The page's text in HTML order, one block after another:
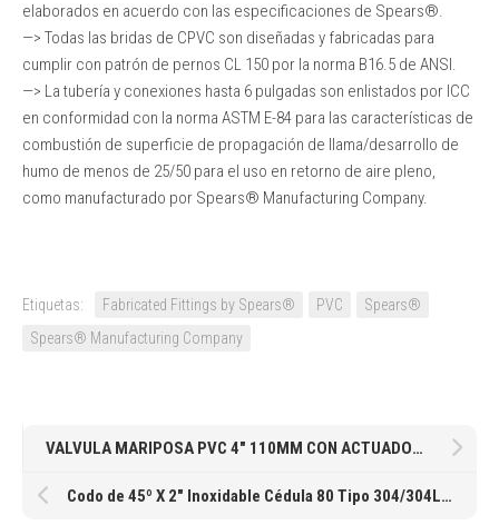
elaborados en acuerdo con las especificaciones de Spears®.
—> Todas las bridas de CPVC son diseñadas y fabricadas para
cumplir con patrón de pernos CL 150 por la norma B16.5 de ANSI.
—> La tubería y conexiones hasta 6 pulgadas son enlistados por ICC
en conformidad con la norma ASTM E-84 para las características de
combustión de superficie de propagación de llama/desarrollo de
humo de menos de 25/50 para el uso en retorno de aire pleno,
como manufacturado por Spears® Manufacturing Company.
Etiquetas: Fabricated Fittings by Spears® PVC
Spears®
Spears® Manufacturing Company
VALVULA MARIPOSA PVC 4″ 110MM CON ACTUADOR ELECTRICO ON-OF
Codo de 45º X 2″ Inoxidable Cédula 80 Tipo 304/304L Soldable Sin Costura